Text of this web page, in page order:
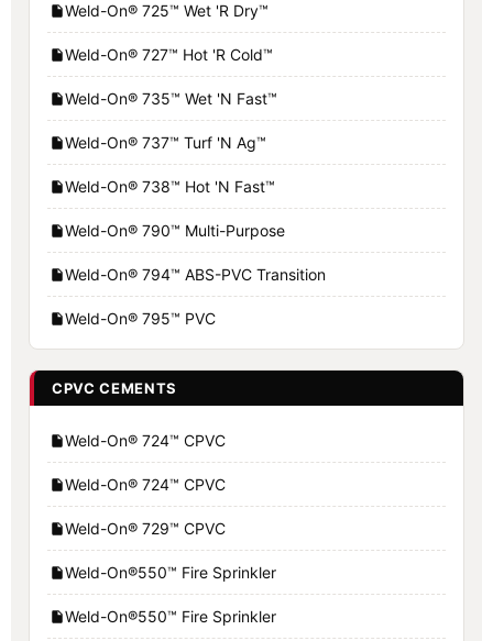
Weld-On® 725™ Wet 'R Dry™
Weld-On® 727™ Hot 'R Cold™
Weld-On® 735™ Wet 'N Fast™
Weld-On® 737™ Turf 'N Ag™
Weld-On® 738™ Hot 'N Fast™
Weld-On® 790™ Multi-Purpose
Weld-On® 794™ ABS-PVC Transition
Weld-On® 795™ PVC
CPVC CEMENTS
Weld-On® 724™ CPVC
Weld-On® 724™ CPVC
Weld-On® 729™ CPVC
Weld-On®550™ Fire Sprinkler
Weld-On®550™ Fire Sprinkler